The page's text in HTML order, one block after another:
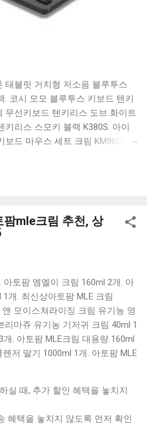
태블릿 거치형 저소음 블루투스
. 코시 모모 블루투스 키보드 텐키
무선키보드 텐키리스 도브 화이트
키리스 스모키 블랙 K380S. 아이
드 마우스 세트 크림 KM960RB
할인 혜택과 빠른배송 혜택을 놓
. 추가할인 확인하기 상품 하나
도 다양해서 결정이 많이 어려우
상품들을 상세스펙 과 가격 을
있도록 순위 추천 해드릴게요. 특
유니콘 멀티페어링 스마트폰
키보드, BK-500SB, 일반형, 블
폰 태...
mle크림 추천, 상
아토팜 엠엘이 크림 160ml 2개. 아
개. 최신상아토팜 MLE 크림
모이스쳐라이징 크림 유기농 영
리마쥬 유기농 기저귀 크림 40ml 1
. 아토팜 MLE크림 대용량 160ml
저 딸기 1000ml 1개. 아토팜 MLE
실 때, 추가 할인 혜택을 놓치지
혜택을 놓치지 않도록 먼저 확인